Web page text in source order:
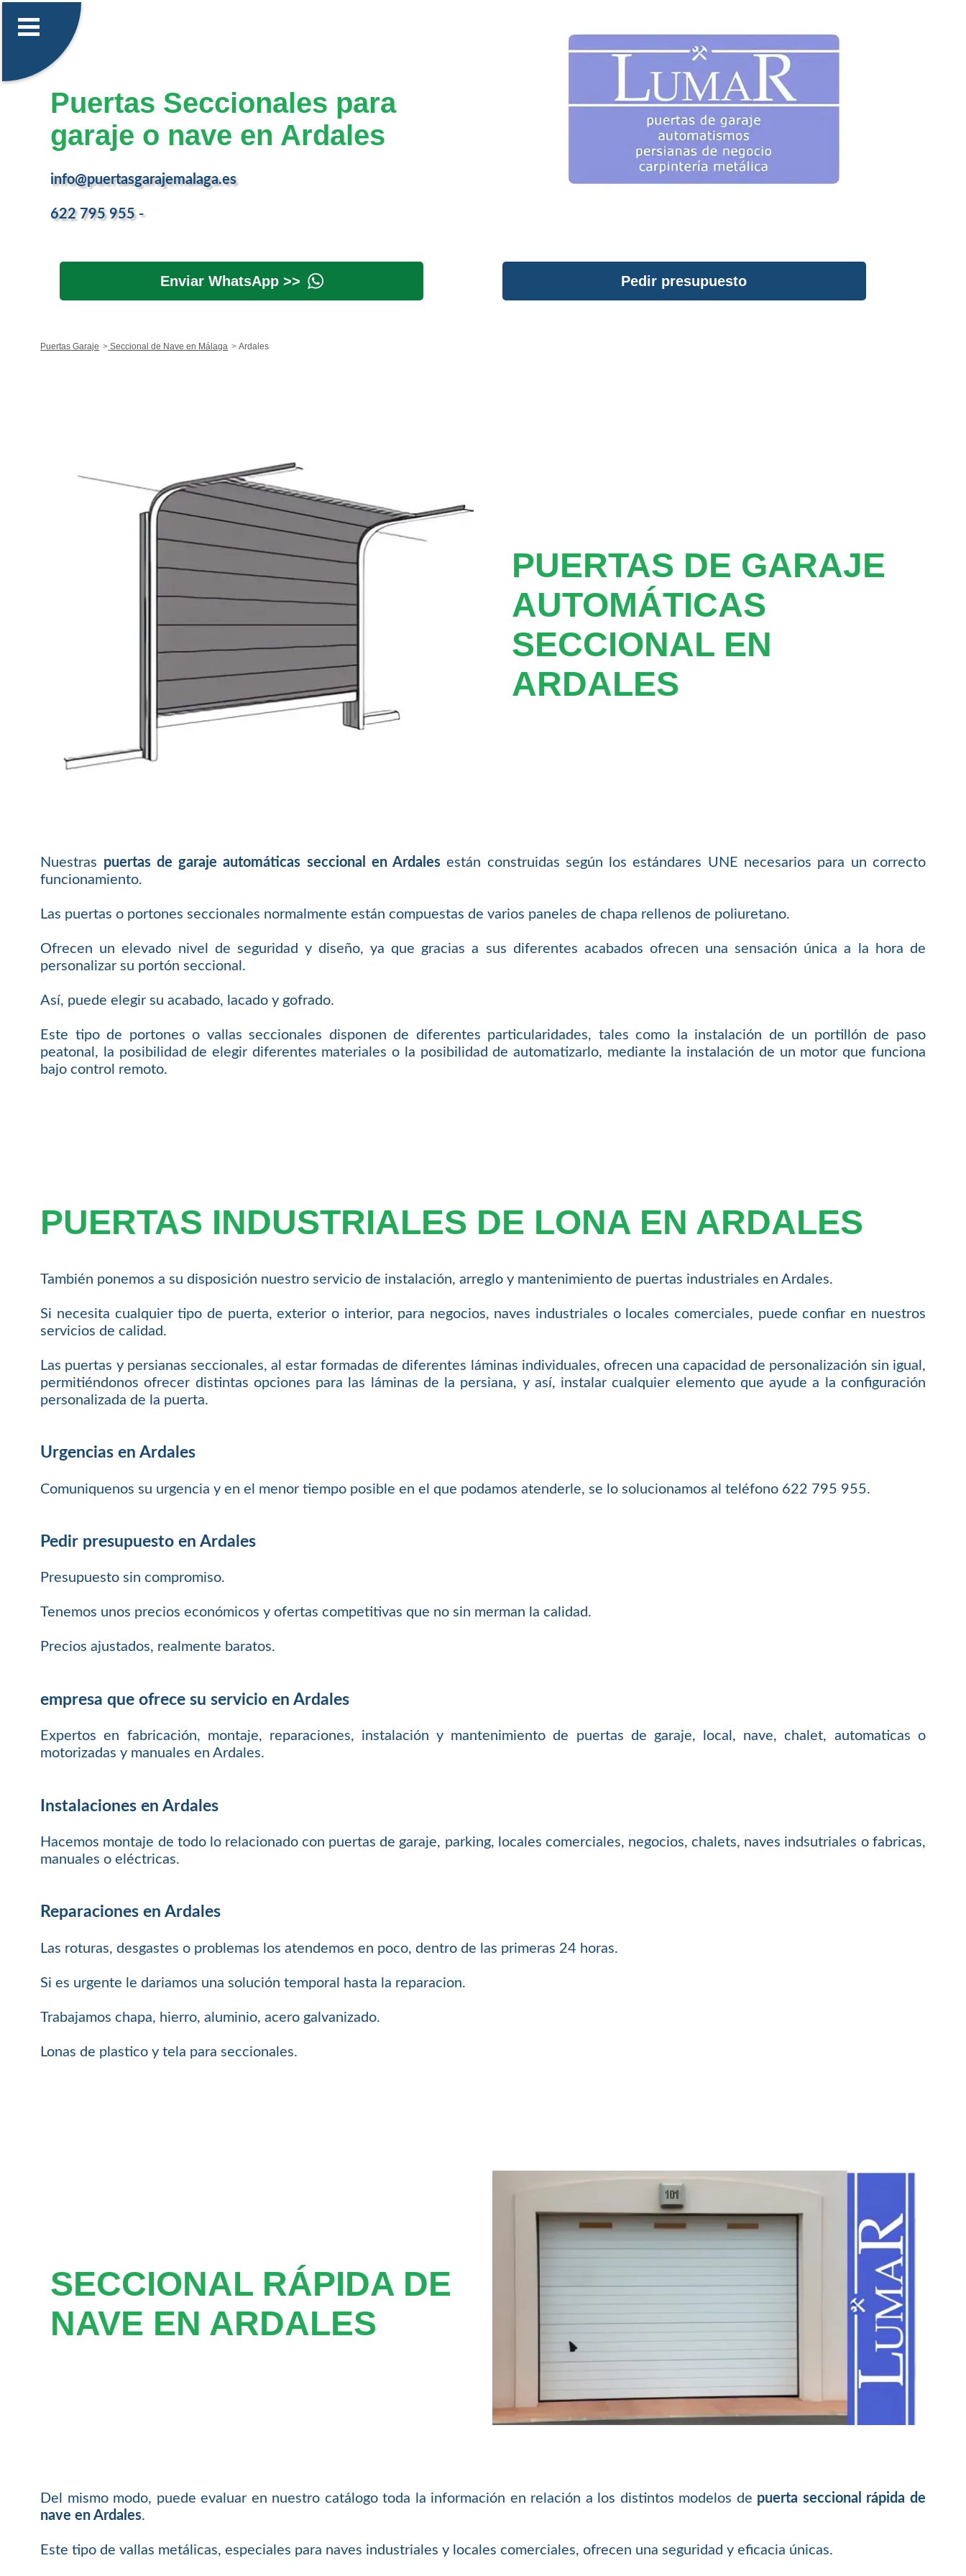
Puertas Seccionales para
garaje o nave en Ardales
info@puertasgarajemalaga.es
622 795 955 -
Enviar WhatsApp >> Pedir presupuesto
Puertas Garaje Seccional de Nave en Málaga Ardales
PUERTAS DE GARAJE
AUTOMÁTICAS
SECCIONAL EN
ARDALES
Nuestras puertas de garaje automáticas seccional en Ardales están construidas según los estándares UNE necesarios para un correcto
funcionamiento.
Las puertas o portones seccionales normalmente están compuestas de varios paneles de chapa rellenos de poliuretano.
Ofrecen un elevado nivel de seguridad y diseño, ya que gracias a sus diferentes acabados ofrecen una sensación única a la hora de
personalizar su portón seccional.
Así, puede elegir su acabado, lacado y gofrado.
Este tipo de portones o vallas seccionales disponen de diferentes particularidades, tales como la instalación de un portillón de paso
peatonal, la posibilidad de elegir diferentes materiales o la posibilidad de automatizarlo, mediante la instalación de un motor que funciona
bajo control remoto.
PUERTAS INDUSTRIALES DE LONA EN ARDALES
También ponemos a su disposición nuestro servicio de instalación, arreglo y mantenimiento de puertas industriales en Ardales.
Si necesita cualquier tipo de puerta, exterior o interior, para negocios, naves industriales o locales comerciales, puede confiar en nuestros
servicios de calidad.
Las puertas y persianas seccionales, al estar formadas de diferentes láminas individuales, ofrecen una capacidad de personalización sin igual,
permitiéndonos ofrecer distintas opciones para las láminas de la persiana, y así, instalar cualquier elemento que ayude a la configuración
personalizada de la puerta.
Urgencias en Ardales
Comuniquenos su urgencia y en el menor tiempo posible en el que podamos atenderle, se lo solucionamos al teléfono 622 795 955.
Pedir presupuesto en Ardales
Presupuesto sin compromiso.
Tenemos unos precios económicos y ofertas competitivas que no sin merman la calidad.
Precios ajustados, realmente baratos.
empresa que ofrece su servicio en Ardales
Expertos en fabricación, montaje, reparaciones, instalación y mantenimiento de puertas de garaje, local, nave, chalet, automaticas o
motorizadas y manuales en Ardales.
Instalaciones en Ardales
Hacemos montaje de todo lo relacionado con puertas de garaje, parking, locales comerciales, negocios, chalets, naves indsutriales o fabricas,
manuales o eléctricas.
Reparaciones en Ardales
Las roturas, desgastes o problemas los atendemos en poco, dentro de las primeras 24 horas.
Si es urgente le dariamos una solución temporal hasta la reparacion.
Trabajamos chapa, hierro, aluminio, acero galvanizado.
Lonas de plastico y tela para seccionales.
SECCIONAL RÁPIDA DE
NAVE EN ARDALES
Del mismo modo, puede evaluar en nuestro catálogo toda la información en relación a los distintos modelos de puerta seccional rápida de
nave en Ardales.
Este tipo de vallas metálicas, especiales para naves industriales y locales comerciales, ofrecen una seguridad y eficacia únicas.